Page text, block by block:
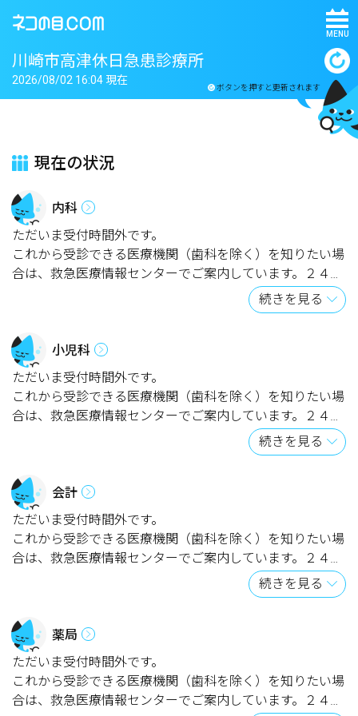
MENU
川崎市高津休日急患診療所
ボタンを押すと更新されます
2026/08/02 16:04 現在
現在の状況
内科
ただいま受付時間外です。
これから受診できる医療機関（歯科を除く）を知りたい場
合は、救急医療情報センターでご案内しています。２４時
間３６５日対応です。電話番号は下記のとおりです。
続きを見る
小児科
ただいま受付時間外です。
これから受診できる医療機関（歯科を除く）を知りたい場
合は、救急医療情報センターでご案内しています。２４時
間３６５日対応です。電話番号は下記のとおりです。
続きを見る
会計
ただいま受付時間外です。
これから受診できる医療機関（歯科を除く）を知りたい場
合は、救急医療情報センターでご案内しています。２４時
間３６５日対応です。電話番号は下記のとおりです。
続きを見る
薬局
ただいま受付時間外です。
これから受診できる医療機関（歯科を除く）を知りたい場
合は、救急医療情報センターでご案内しています。２４時